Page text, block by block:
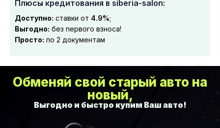
Плюсы кредитования в siberia-salon:
Доступно: ставки от 4.9%;
Выгодно: без первого взноса!
Просто: по 2 документам
Обменяй свой старый авто на
новый,